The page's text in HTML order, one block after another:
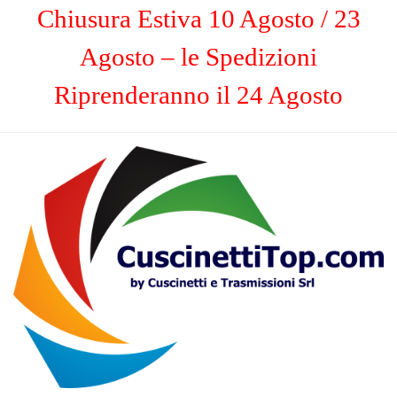
Chiusura Estiva 10 Agosto / 23
Agosto – le Spedizioni
Riprenderanno il 24 Agosto